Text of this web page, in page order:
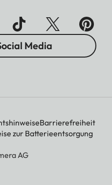
Media
Barrierefreiheit
zur Batterieentsorgung
AG